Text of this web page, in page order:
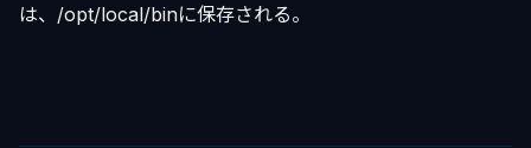
は、/opt/local/binに保存される。